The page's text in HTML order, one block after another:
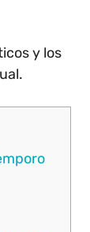
y los